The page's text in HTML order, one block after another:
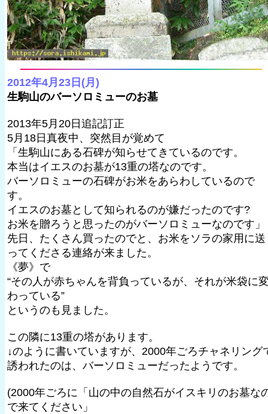
2012年4月23日(月)
生駒山のバーソロミューのお墓
2013年5月20日追記訂正
5月18日真夜中、突然目が覚めて
「生駒山にある石碑が知らせてきているのです。
本当はイエスのお墓が13重の塔なのです。
バーソロミューの石碑がお米をあらわしているので
す。
イエスのお墓として知られるのが嫌だったのです?
お米を贈ろうと思ったのがバーソロミューなのです」
先日、たくさん買ったのでと、お米をソラの家用に送
ってくださる連絡が来ました。
《夢》で
“その人が赤ちゃんを背負っているが、それが米袋に
わっている”
というのも見ました。
この隣に13重の塔があります。
↓のように書いていますが、2000年ごろチャネリング
誘われたのは、バーソロミューだったようです。
(2000年ごろに「山の中の自然石がイスキリのお墓な
で来てください」